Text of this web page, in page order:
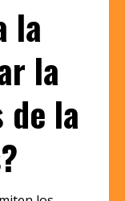
la
la
de la